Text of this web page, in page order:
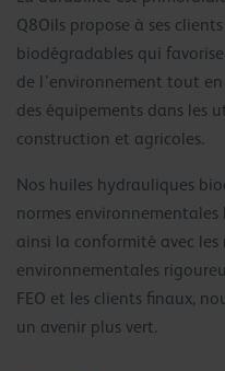
Q8Oils propose à ses
biodégradables qui
de l’environnement tout
des équipements dans les
construction et agricoles.
Nos huiles hydrauliques
normes
ainsi la conformité avec
environnementales
FEO et les clients finaux,
un avenir plus vert.